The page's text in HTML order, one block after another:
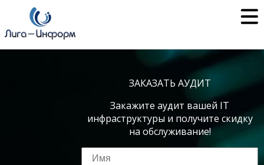
ЗАКАЗАТЬ АУДИТ
Закажите аудит вашей IT
инфраструктуры и получите скидку
на обслуживание!